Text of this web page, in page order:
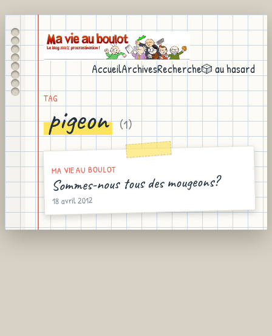
AccueilArchivesRecherche🎲 au hasard
TAG
pigeon (1)
MA VIE AU BOULOT
Sommes-nous tous des mougeons?
18 avril 2012